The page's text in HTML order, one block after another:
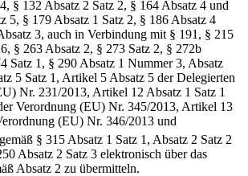
§ 132 Absatz 2 Satz 2, § 164 Absatz 4 und
5, § 179 Absatz 1 Satz 2, § 186 Absatz 4
3, auch in Verbindung mit § 191, § 215
§ 263 Absatz 2, § 273 Satz 2, § 272b
Satz 1, § 290 Absatz 1 Nummer 3, Absatz
5 Satz 1, Artikel 5 Absatz 5 der Delegierten
Nr. 231/2013, Artikel 12 Absatz 1 Satz 1
Verordnung (EU) Nr. 345/2013, Artikel 13
(EU) Nr. 346/2013 und
§ 315 Absatz 1 Satz 1, Absatz 2 Satz 2
Absatz 2 Satz 3 elektronisch über das
Absatz 2 zu übermitteln.